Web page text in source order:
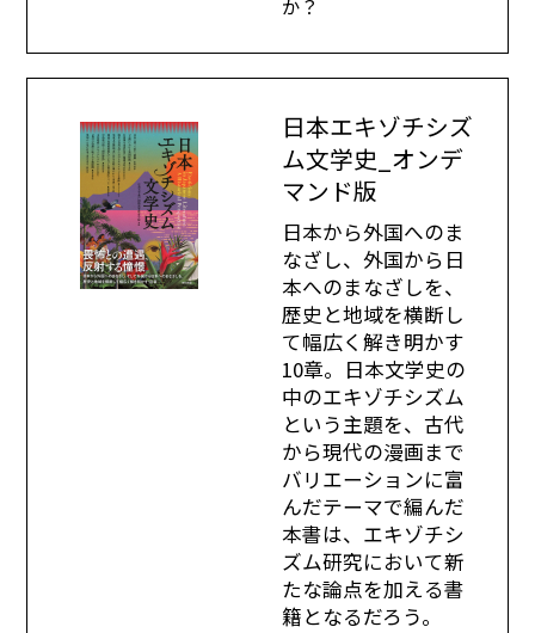
か？
日本エキゾチシズ
ム文学史_オンデ
マンド版
日本から外国へのま
なざし、外国から日
本へのまなざしを、
歴史と地域を横断し
て幅広く解き明かす
10章。日本文学史の
中のエキゾチシズム
という主題を、古代
から現代の漫画まで
バリエーションに富
んだテーマで編んだ
本書は、エキゾチシ
ズム研究において新
たな論点を加える書
籍となるだろう。